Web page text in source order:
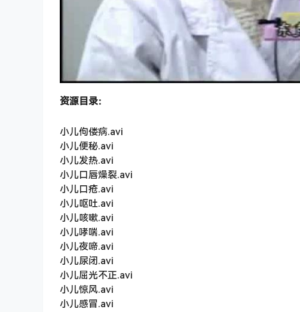
资源目录：
小儿佝偻病.avi
小儿便秘.avi
小儿发热.avi
小儿口唇燥裂.avi
小儿口疮.avi
小儿呕吐.avi
小儿咳嗽.avi
小儿哮喘.avi
小儿夜啼.avi
小儿尿闭.avi
小儿屈光不正.avi
小儿惊风.avi
小儿感冒.avi